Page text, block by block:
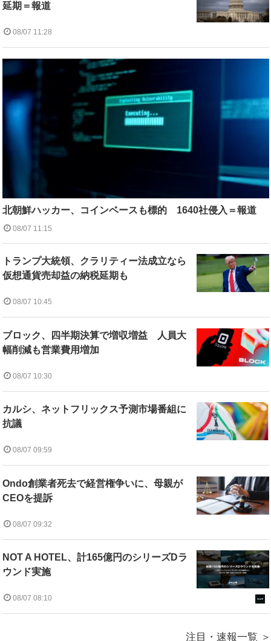
延期＝報道
08/07 11:28
北朝鮮ハッカー、コインベースも標的 1640社侵入＝報道
08/07 11:15
トランプ大統領、クラリティー法成立なら
仮想通貨売却益の納税延期も
08/07 10:45
ブロック、四半期決算で増収増益 人員大
幅削減も営業費用増加
08/07 10:30
カルシ、ネットフリックス予測市場番組に
抗議
08/07 09:59
Ondo創業者死去で経営権争いに、母親が
CEOを提訴
08/07 09:32
NOT A HOTEL、計165億円のシリーズDラ
ウンド実施
08/07 08:10
注目・速報一覧